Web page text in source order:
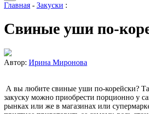
Главная - Закуски :
Свиные уши по-
Автор: Ирина Миронова
А вы любите свиные уши по-корейски?
закуску можно приобрести порционно у
рынках или же в магазинах или